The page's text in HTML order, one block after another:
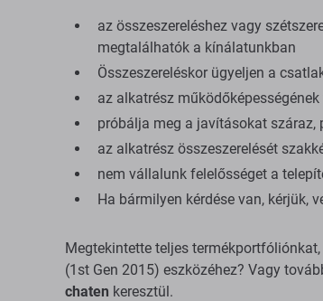
az összeszereléshez vagy
megtalálhatók a kínálatunkban
Összeszereléskor ügyeljen a
az alkatrész
próbálja meg a javításokat száraz,
az alkatrész összeszerelését
nem vállalunk felelősséget a
Ha bármilyen kérdése van, kérjük,
Megtekintette teljes
(1st Gen 2015) eszközéhez? Vagy
chaten keresztül.